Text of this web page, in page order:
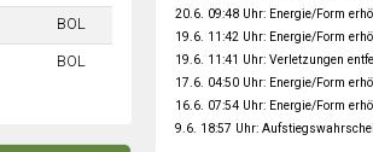
BOL
BOL
20.6. 09:48 Uhr: Energie/Form
19.6. 11:42 Uhr: Energie/Form
19.6. 11:41 Uhr: Verletzungen
17.6. 04:50 Uhr: Energie/Form
16.6. 07:54 Uhr: Energie/Form
9.6. 18:57 Uhr: